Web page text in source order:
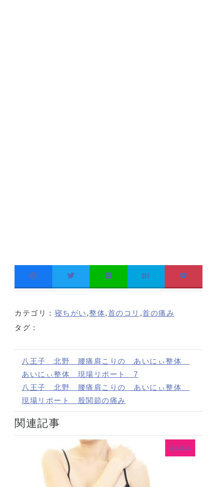
B!
カテゴリ： 寝ちがい ,整体,首のコリ ,首の痛み
タグ：
八王子 北野 腰痛肩こりの あいにぃ整体
あいにぃ整体 現場リポート 7
八王子 北野 腰痛肩こりの あいにぃ整体
現場リポート 股関節の痛み
関連記事
首の痛み